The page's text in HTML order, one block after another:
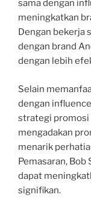
sama dengan
meningkatkan
Dengan bekerja
dengan brand
dengan lebih
Selain
dengan
strategi promosi
mengadakan
menarik
Pemasaran,
dapat
signifikan.